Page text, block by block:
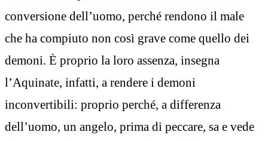
conversione dell’uomo, perché rendono il male
che ha compiuto non così grave come quello dei
demoni. È proprio la loro assenza, insegna
l’Aquinate, infatti, a rendere i demoni
inconvertibili: proprio perché, a differenza
dell’uomo, un angelo, prima di peccare, sa e vede